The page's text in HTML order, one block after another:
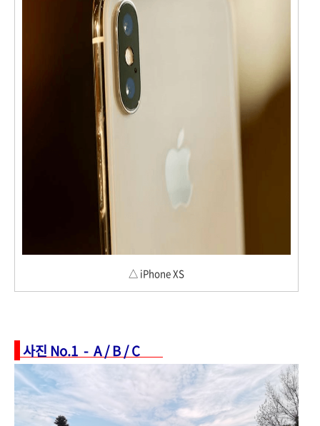
△ iPhone XS
사진 No.1 - A / B / C